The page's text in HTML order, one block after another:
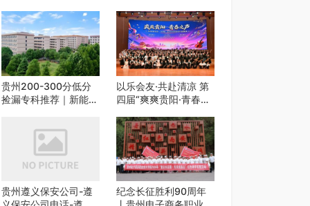
贵州200-300分低分
捡漏专科推荐｜新能源
以乐会友·共赴清凉 第
四届“爽爽贵阳·青春之
启动
贵州遵义保安公司-遵
纪念长征胜利90周年